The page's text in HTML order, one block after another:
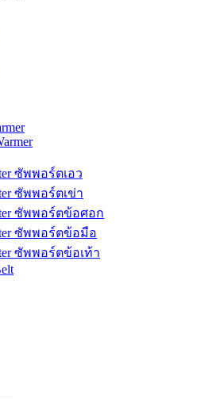
ซัพพอร์ตเอว
ซัพพอร์ตเข่า
ซัพพอร์ตข้อศอก
ซัพพอร์ตข้อมือ
ซัพพอร์ตข้อเท้า